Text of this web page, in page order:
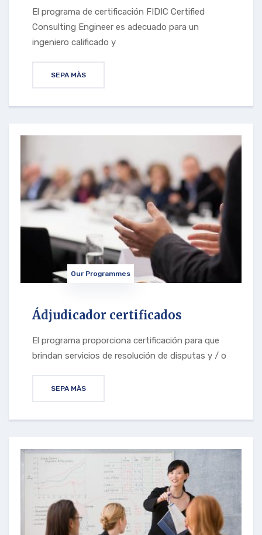
El programa de certificación FIDIC Certified
Consulting Engineer es adecuado para un
ingeniero calificado y
SEPA MÀS
Our Programmes
Ádjudicador certificados
El programa proporciona certificación para que
brindan servicios de resolución de disputas y / o
SEPA MÀS